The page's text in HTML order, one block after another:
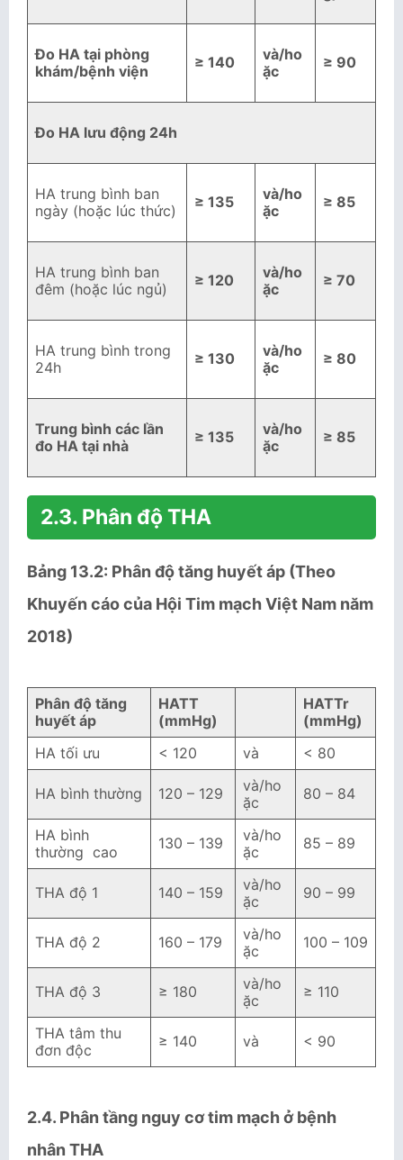
Đo HA tại phòng
khám/bệnh viện
≥ 140
và/ho
ặc
≥ 90
Đo HA lưu động 24h
HA trung bình ban
ngày (hoặc lúc thức)
≥ 135
và/ho
ặc
≥ 85
HA trung bình ban
đêm (hoặc lúc ngủ)
≥ 120
và/ho
ặc
≥ 70
HA trung bình trong
24h
≥ 130
và/ho
ặc
≥ 80
Trung bình các lần
đo HA tại nhà
≥ 135
và/ho
ặc
≥ 85
2.3. Phân độ THA
Bảng 13.2: Phân độ tăng huyết áp (Theo
Khuyến cáo của Hội Tim mạch Việt Nam năm
2018)
Phân độ tăng
huyết áp
HATT
(mmHg)
HATTr
(mmHg)
HA tối ưu
< 120 và < 80
HA bình thường 120 – 129
và/ho
ặc
80 – 84
HA bình
thường cao
130 – 139
và/ho
ặc
85 – 89
THA độ 1 140 – 159
và/ho
ặc
90 – 99
THA độ 2 160 – 179
và/ho
ặc
100 – 109
THA độ 3 ≥ 180
và/ho
ặc
≥ 110
THA tâm thu
đơn độc
≥ 140 và < 90
2.4. Phân tầng nguy cơ tim mạch ở bệnh
nhân THA